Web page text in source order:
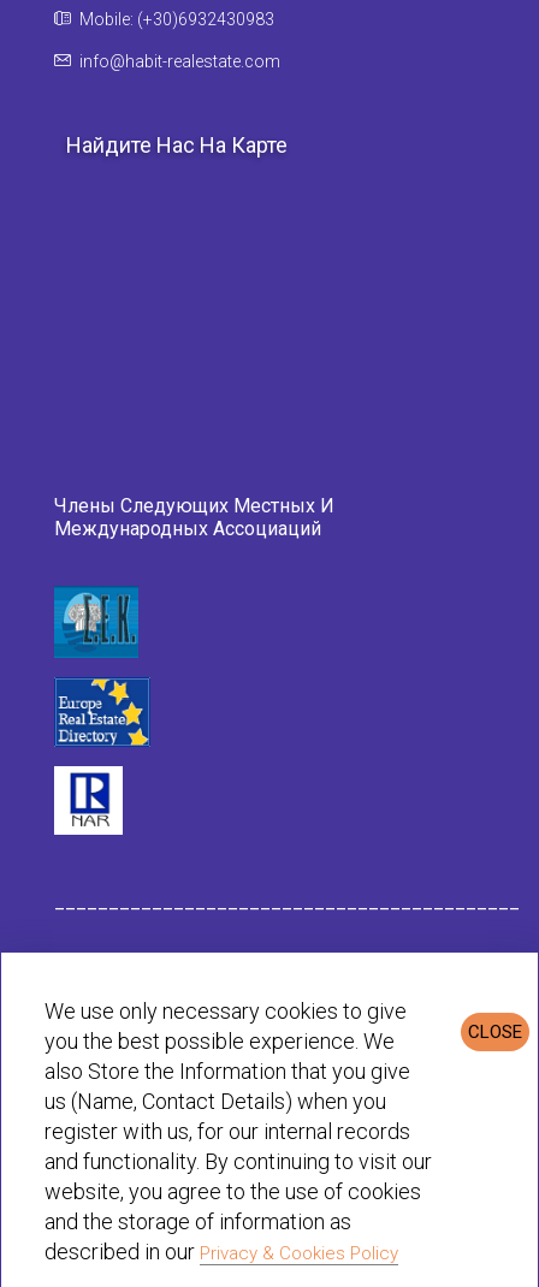
Mobile: (+30)6932430983
info@habit-realestate.com
Найдите Нас На Карте
Члены Следующих Местных И
Международных Ассоциаций
Политика конфиденциальности и cookie
© Habit 2001-2025 All rights reserved
CLOSE
We use only necessary cookies to give
you the best possible experience. We
also Store the Information that you give
us (Name, Contact Details) when you
register with us, for our internal records
and functionality. By continuing to visit our
website, you agree to the use of cookies
and the storage of information as
described in our Privacy & Cookies Policy